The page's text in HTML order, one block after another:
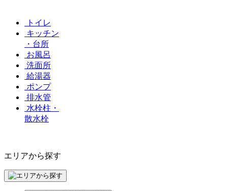
トイレ
キッチン
・台所
お風呂
洗面所
給湯器
ポンプ
排水管
水栓柱・
散水栓
エリアから探す